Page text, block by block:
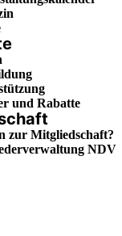
und Rabatte
zur Mitgliedschaft?
NDV